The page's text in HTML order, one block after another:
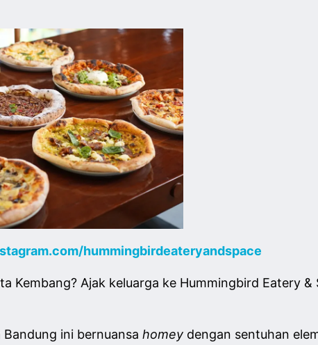
hummingbirdeateryandspace
Kembang? Ajak keluarga ke Hummingbird Eatery &
ini bernuansa homey dengan sentuhan